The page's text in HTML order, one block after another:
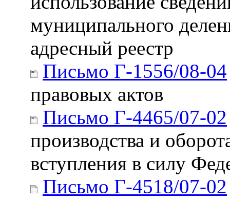
муниципального
адресный реестр
Письмо Г-1556/08-04
правовых актов
Письмо Г-4465/07-02
производства и
вступления в силу
Письмо Г-4518/07-02